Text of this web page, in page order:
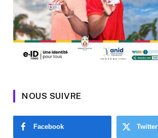
NOUS SUIVRE
Facebook Twitter